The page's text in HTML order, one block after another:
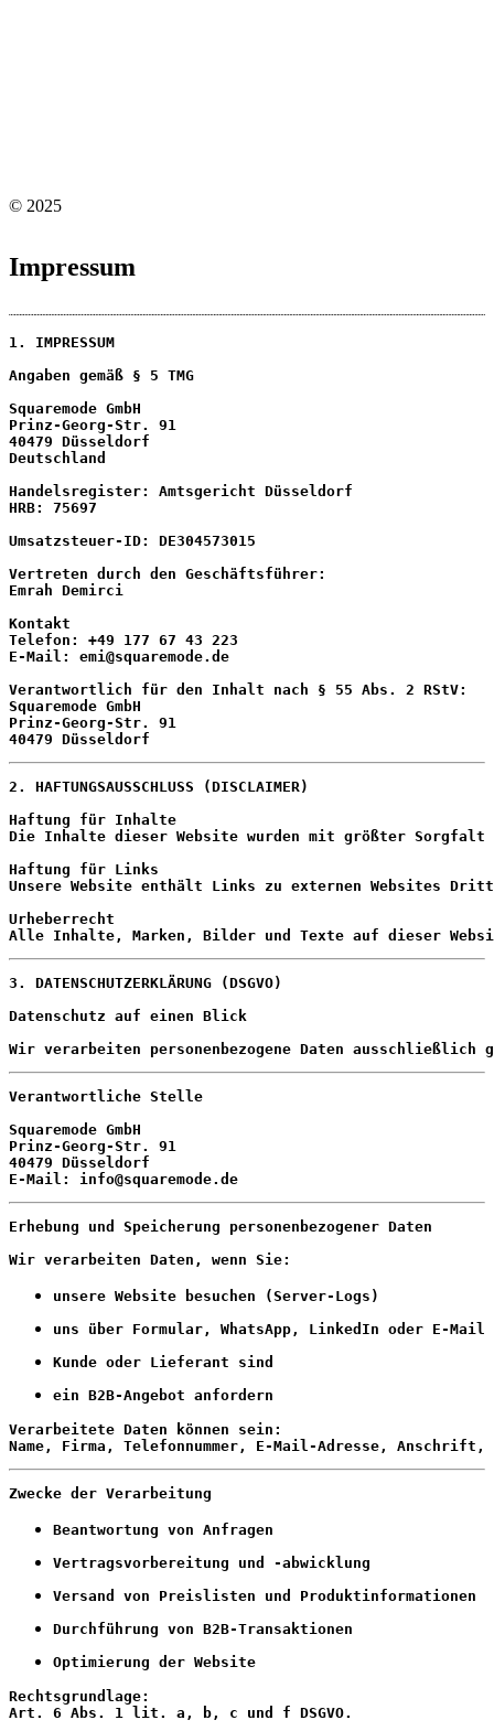
© 2025
Impressum
1. IMPRESSUM
Angaben gemäß § 5 TMG
Squaremode GmbH
Prinz-Georg-Str. 91
40479 Düsseldorf
Deutschland
Handelsregister: Amtsgericht Düsseldorf
HRB: 75697
Umsatzsteuer-ID: DE304573015
Vertreten durch den Geschäftsführer:
Emrah Demirci
Kontakt
Telefon: +49 177 67 43 223
E-Mail: emi@squaremode.de
Verantwortlich für den Inhalt nach § 55 Abs. 2 RStV:
Squaremode GmbH
Prinz-Georg-Str. 91
40479 Düsseldorf
2. HAFTUNGSAUSSCHLUSS (DISCLAIMER)
Haftung für Inhalte
Die Inhalte dieser Website wurden mit größter
Haftung für Links
Unsere Website enthält Links zu externen Websites
Urheberrecht
Alle Inhalte, Marken, Bilder und Texte auf dieser
3. DATENSCHUTZERKLÄRUNG (DSGVO)
Datenschutz auf einen Blick
Wir verarbeiten personenbezogene Daten ausschließlich
Verantwortliche Stelle
Squaremode GmbH
Prinz-Georg-Str. 91
40479 Düsseldorf
E-Mail: info@squaremode.de
Erhebung und Speicherung personenbezogener Daten
Wir verarbeiten Daten, wenn Sie:
unsere Website besuchen (Server-Logs)
uns über Formular, WhatsApp, LinkedIn oder E-
Kunde oder Lieferant sind
ein B2B-Angebot anfordern
Verarbeitete Daten können sein:
Name, Firma, Telefonnummer, E-Mail-Adresse,
Zwecke der Verarbeitung
Beantwortung von Anfragen
Vertragsvorbereitung und -abwicklung
Versand von Preislisten und Produktinformationen
Durchführung von B2B-Transaktionen
Optimierung der Website
Rechtsgrundlage:
Art. 6 Abs. 1 lit. a, b, c und f DSGVO.